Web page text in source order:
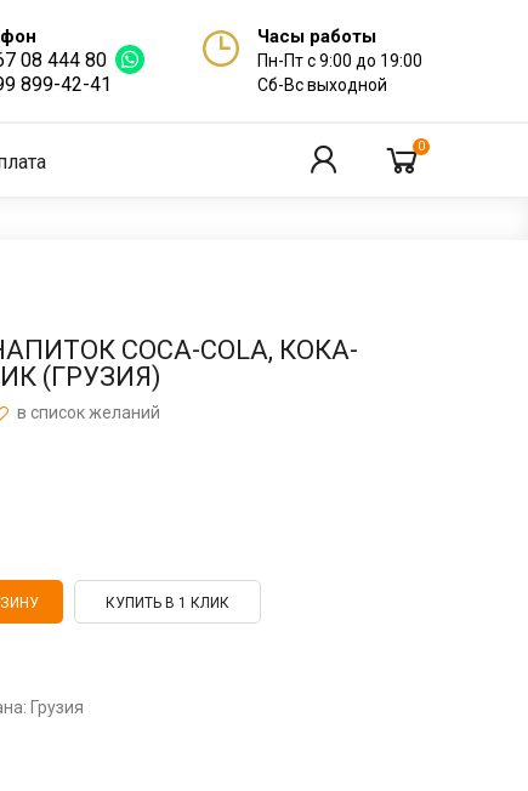
08 444 80
899-42-41
Часы работы
Пн-Пт с 9:00 до 19:00
Сб-Вс выходной
0
COCA-COLA, КОКА-
(ГРУЗИЯ)
КУПИТЬ В 1 КЛИК
Грузия